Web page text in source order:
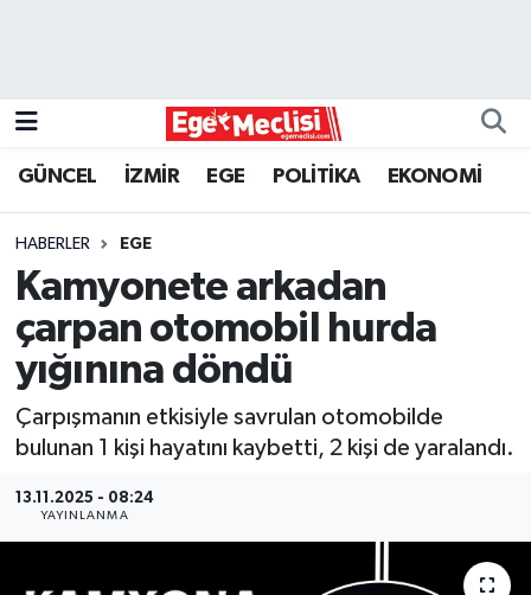
GÜNCEL İZMİR EGE POLİTİKA EKONOMİ
HABERLER EGE
Kamyonete arkadan
çarpan otomobil hurda
yığınına döndü
Çarpışmanın etkisiyle savrulan otomobilde
bulunan 1 kişi hayatını kaybetti, 2 kişi de yaralandı.
13.11.2025 - 08:24
YAYINLANMA
GÜNCEL
ÖZEL HABER
POLİTİKA
Programlar
SPOR